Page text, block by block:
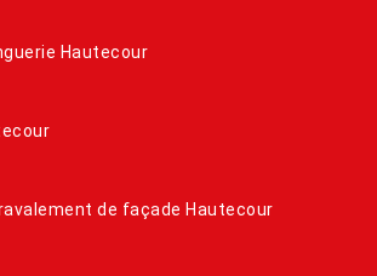
Hautecour
de façade Hautecour